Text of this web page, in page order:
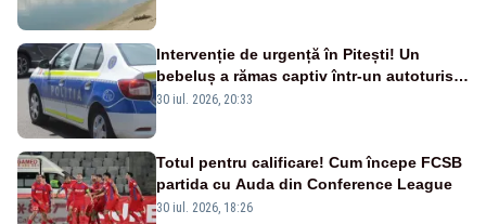
Intervenție de urgență în Pitești! Un
bebeluș a rămas captiv într-un autoturism
din cauza unei defecțiuni
30 iul. 2026, 20:33
Totul pentru calificare! Cum începe FCSB
partida cu Auda din Conference League
30 iul. 2026, 18:26